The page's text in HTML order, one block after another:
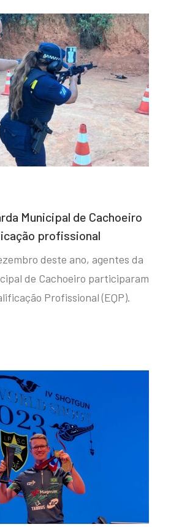
Municipal de Cachoeiro
profissional
deste ano, agentes da
de Cachoeiro participaram
Profissional (EQP).